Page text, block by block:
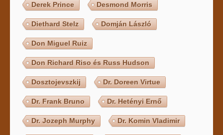
Derek Prince Desmond Morris
Diethard Stelz Domján László
Don Miguel Ruiz
Don Richard Riso és Russ Hudson
Dosztojevszkij Dr. Doreen Virtue
Dr. Frank Bruno Dr. Hetényi Ernő
Dr. Jozeph Murphy Dr. Komin Vladimir